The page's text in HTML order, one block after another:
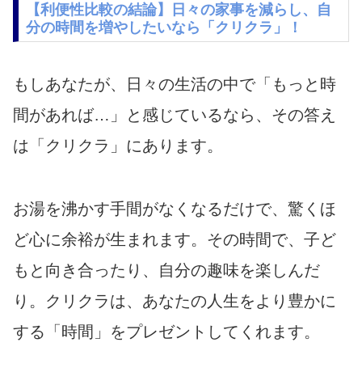
【利便性比較の結論】日々の家事を減らし、自
分の時間を増やしたいなら「クリクラ」！
もしあなたが、日々の生活の中で「もっと時
間があれば…」と感じているなら、その答え
は「クリクラ」にあります。
お湯を沸かす手間がなくなるだけで、驚くほ
ど心に余裕が生まれます。その時間で、子ど
もと向き合ったり、自分の趣味を楽しんだ
り。クリクラは、あなたの人生をより豊かに
する「時間」をプレゼントしてくれます。